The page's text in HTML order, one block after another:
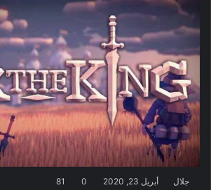
جلال أبريل 23, 2020 0
81